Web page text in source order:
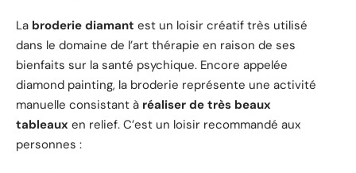
La broderie diamant est un loisir créatif très utilisé
dans le domaine de l’art thérapie en raison de ses
bienfaits sur la santé psychique. Encore appelée
diamond painting, la broderie représente une activité
manuelle consistant à réaliser de très beaux
tableaux en relief. C’est un loisir recommandé aux
personnes :